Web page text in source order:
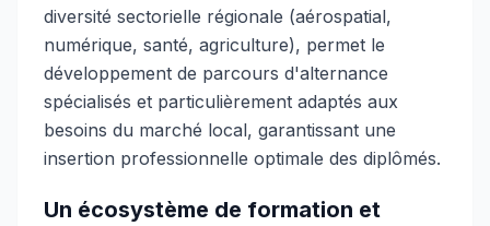
diversité sectorielle régionale (aérospatial,
numérique, santé, agriculture), permet le
développement de parcours d'alternance
spécialisés et particulièrement adaptés aux
besoins du marché local, garantissant une
insertion professionnelle optimale des diplômés.
Un écosystème de formation et